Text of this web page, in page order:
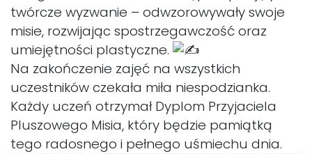
twórcze wyzwanie – odwzorowywały swoje
misie, rozwijając spostrzegawczość oraz
umiejętności plastyczne.
Na zakończenie zajęć na wszystkich
uczestników czekała miła niespodzianka.
Każdy uczeń otrzymał Dyplom Przyjaciela
Pluszowego Misia, który będzie pamiątką
tego radosnego i pełnego uśmiechu dnia.